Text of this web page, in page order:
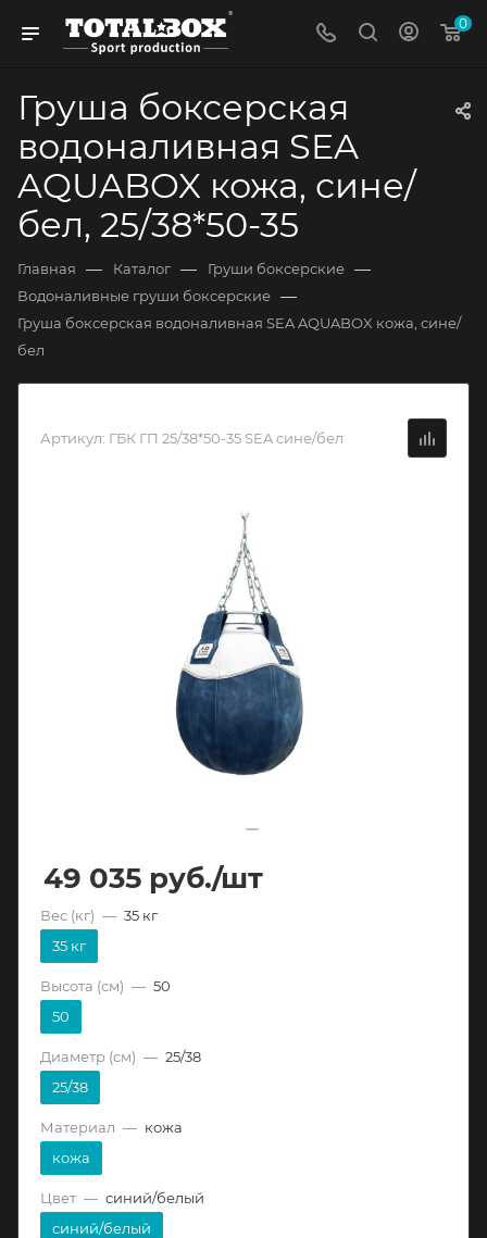
0
Груша боксерская
водоналивная SEA
AQUABOX кожа, сине/
бел, 25/38*50-35
Главная — Каталог — Груши боксерские —
Водоналивные груши боксерские —
Груша боксерская водоналивная SEA AQUABOX кожа, сине/
бел
Артикул: ГБК ГП 25/38*50-35 SEA сине/бел
49 035 руб./шт
Вес (кг) — 35 кг
35 кг
Высота (см) — 50
50
Диаметр (см) — 25/38
25/38
Материал — кожа
кожа
Цвет — синий/белый
синий/белый